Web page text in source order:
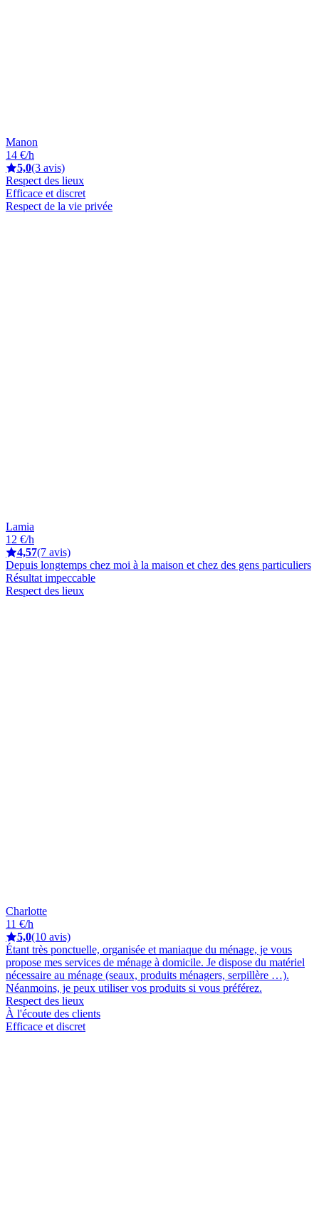
Manon
14 €/h
5,0(3 avis)
Respect des lieux
Efficace et discret
Respect de la vie privée
Lamia
12 €/h
4,57(7 avis)
Depuis longtemps chez moi à la maison et chez des gens particuliers
Résultat impeccable
Respect des lieux
Charlotte
11 €/h
5,0(10 avis)
Étant très ponctuelle, organisée et maniaque du ménage, je vous
propose mes services de ménage à domicile. Je dispose du matériel
nécessaire au ménage (seaux, produits ménagers, serpillère …).
Néanmoins, je peux utiliser vos produits si vous préférez.
Respect des lieux
À l'écoute des clients
Efficace et discret